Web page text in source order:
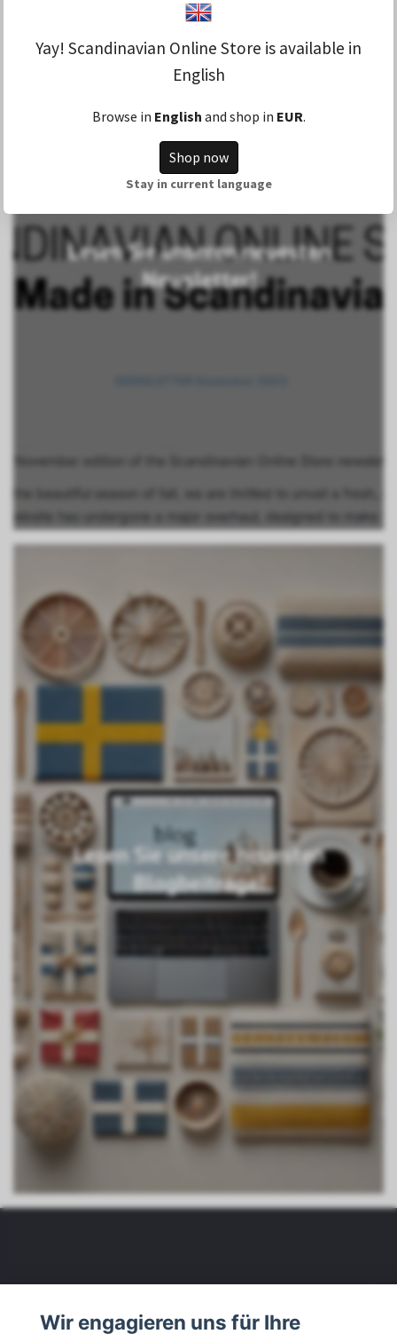
Lesen Sie unseren neuesten
Newsletter!
Lesen Sie unsere neuesten
Blogbeiträge!
Wir engagieren uns für Ihre
Yay! Scandinavian Online Store is available in
English
Browse in English and shop in EUR.
Shop now
Stay in current language